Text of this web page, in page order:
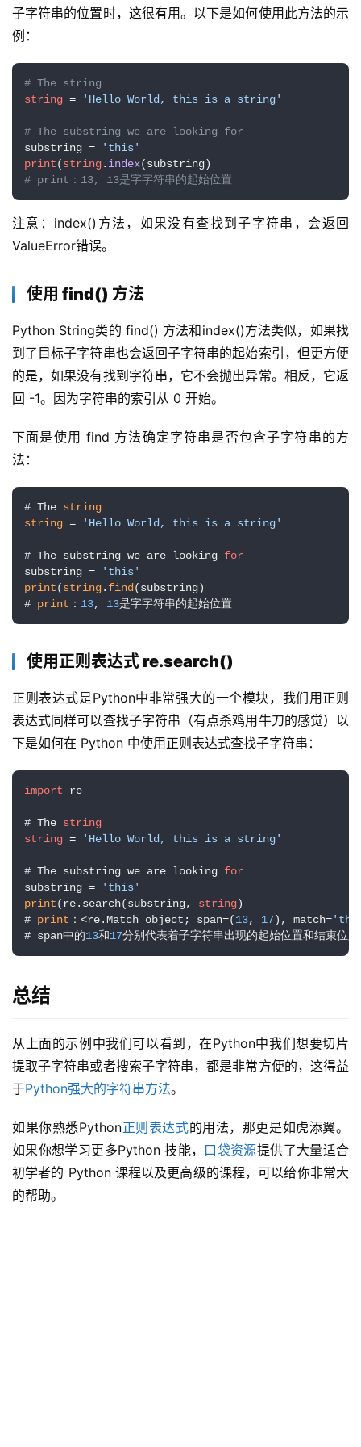
子字符串的位置时，这很有用。以下是如何使用此方法的示
例：
# The string
string = 'Hello World, this is a string'
# The substring we are looking for
substring =
'this'
print(string. index
# print：13, 13是字字符串的起始位置
注意：index()方法，如果没有查找到子字符串，会返回
ValueError错误。
使用 find() 方法
Python String类的 find() 方法和index()方法类似，如果找
到了目标子字符串也会返回子字符串的起始索引，但更方便
的是，如果没有找到字符串，它不会抛出异常。相反，它返
回 -1。因为字符串的索引从 0 开始。
下面是使用 find 方法确定字符串是否包含子字符串的方
法：
# The string
string = 'Hello World, this is a string'
# The substring we are looking for
substring =
'this'
print(string. find(substring)
# print ： 13, 13是字字符串的起始位置
使用正则表达式 re.search()
正则表达式是Python中非常强大的一个模块，我们用正则
表达式同样可以查找子字符串（有点杀鸡用牛刀的感觉）以
下是如何在 Python 中使用正则表达式查找子字符串：
import re
# The string
string = 'Hello World, this is a string'
# The substring we are looking for
substring =
'this'
print(re.search(substring, string)
# print ：<re.Match object; span=(13, 17), match=
# span中的13和17分别代表着子字符串出现的起始位置和结束位
总结
从上面的示例中我们可以看到，在Python中我们想要切片
提取子字符串或者搜索子字符串，都是非常方便的，这得益
于Python强大的字符串方法。
如果你熟悉Python正则表达式的用法，那更是如虎添翼。
如果你想学习更多Python 技能， 口袋资源提供了大量适合
初学者的 Python 课程以及更高级的课程，可以给你非常大
的帮助。